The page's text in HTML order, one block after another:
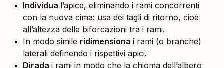
Individua l’apice, eliminando i rami concorrenti
con la nuova cima: usa dei tagli di ritorno, cioè
all’altezza delle biforcazioni tra i rami.
In modo simile ridimensiona i rami (o branche)
laterali definendo i rispettivi apici.
Dirada i rami in modo che la chioma dell’albero